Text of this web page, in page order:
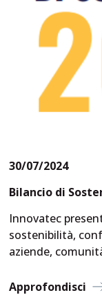
30/07/2024
Bilancio di
Innovatec
sostenibilità,
aziende,
Approfondisci